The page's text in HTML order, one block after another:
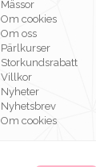
Mässor
Om cookies
Om oss
Pärlkurser
Storkundsrabatt
Villkor
Nyheter
Nyhetsbrev
Om cookies